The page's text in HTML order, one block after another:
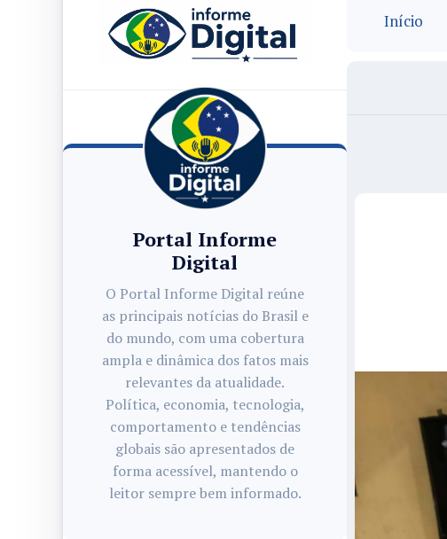
Portal Informe
Digital
O Portal Informe Digital reúne
as principais notícias do Brasil e
do mundo, com uma cobertura
ampla e dinâmica dos fatos mais
relevantes da atualidade.
Política, economia, tecnologia,
comportamento e tendências
globais são apresentados de
forma acessível, mantendo o
leitor sempre bem informado.
Início